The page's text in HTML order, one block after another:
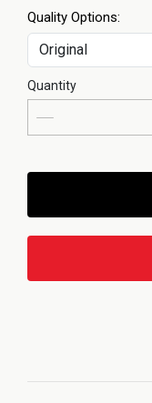
Quality Options:
Quantity